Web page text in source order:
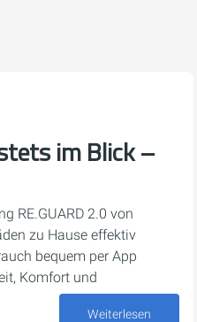
im Blick –
RE.GUARD 2.0 von
zu Hause effektiv
bequem per App
Komfort und
Weiterlesen